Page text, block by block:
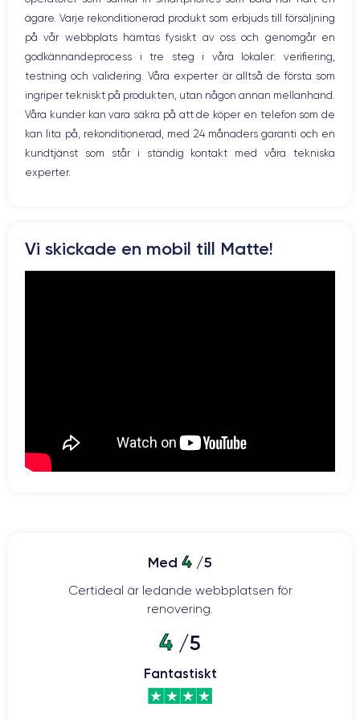
GPU 4 cœurs 2.65 GHz
12 MP 12 MP
Résolution vidéo
4K - 3840x2160px
Recharge rapide
Oui, minimum 18W
Batterie Dual SIM
Si vous souhaitez découvrir en détail les caractéristiques de ce
WiFi
Nätverk
Vibration
Prise USB
ägare. Varje rekonditionerad produkt som erbjuds till försäljning
på vår webbplats hämtas fysiskt av oss och genomgår en
godkännandeprocess i tre steg i våra lokaler: verifiering,
testning och validering. Våra experter är alltså de första som
ingriper tekniskt på produkten, utan någon annan mellanhand.
Våra kunder kan vara säkra på att de köper en telefon som de
kan lita på, rekonditionerad, med 24 månaders garanti och en
kundtjänst som står i ständig kontakt med våra tekniska
experter.
Vi skickade en mobil till Matte!
Med 4 /5
Certideal är ledande webbplatsen för
renovering.
4 /5
Fantastiskt